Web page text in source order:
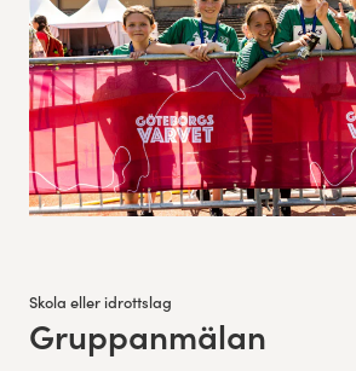
Skola eller idrottslag
:Gruppanmälan